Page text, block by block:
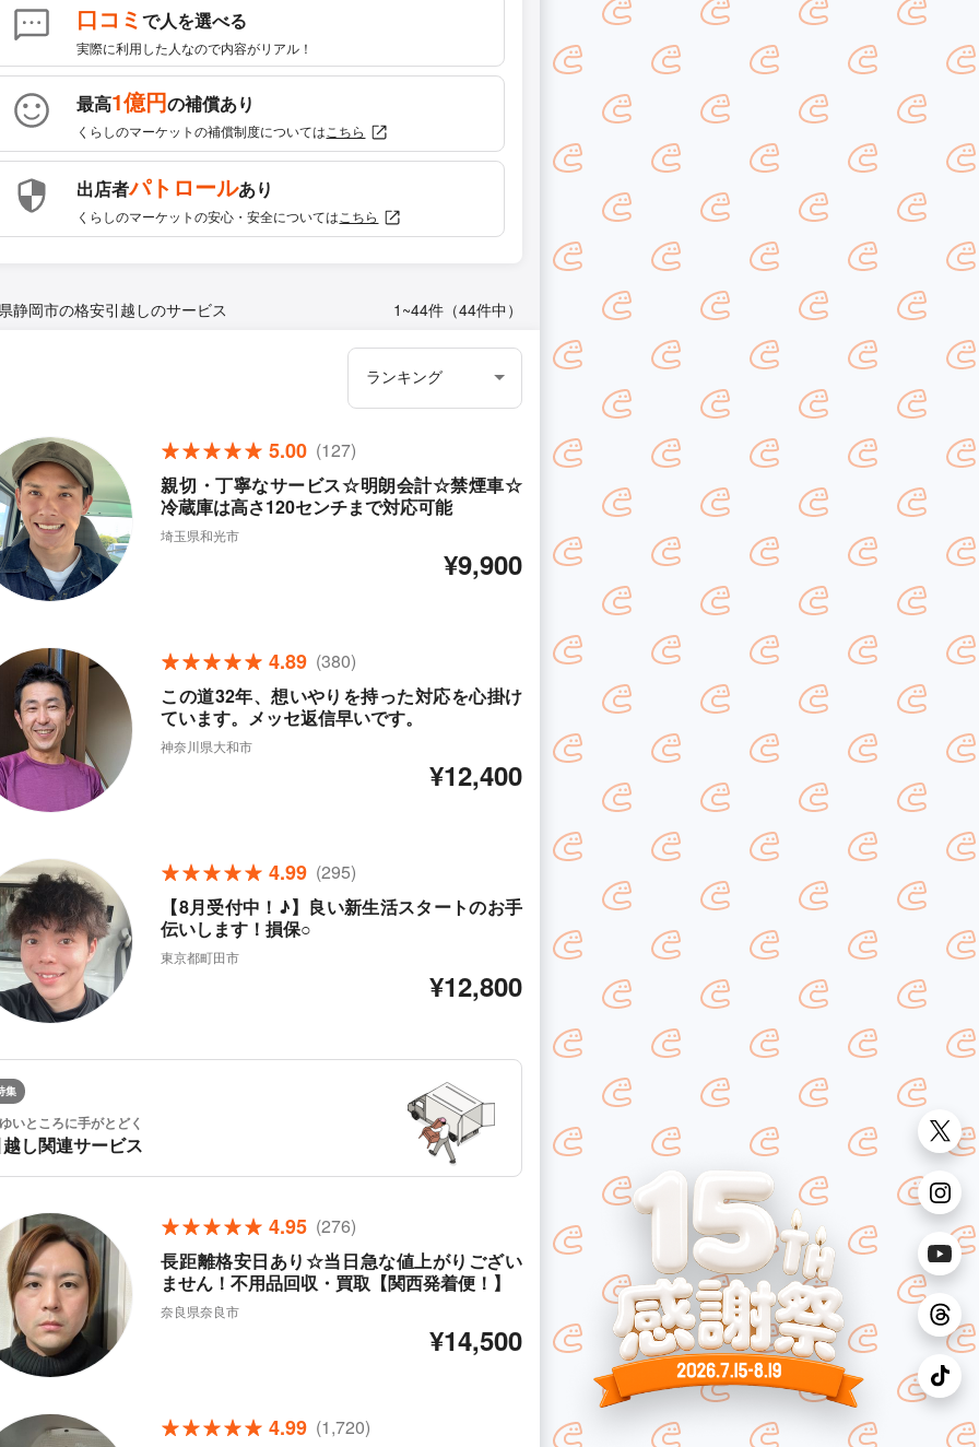
口コミで人を選べる
実際に利用した人なので内容がリアル！
最高1億円の補償あり
くらしのマーケットの補償制度については こちら
出店者パトロールあり
くらしのマーケットの安心・安全については こちら
静岡市の格安引越しのサービス 1~44件（44件中）
5.00 (127)
親切・丁寧なサービス☆明朗会計☆禁煙車☆
冷蔵庫は高さ120センチまで対応可能
埼玉県和光市
¥9,900
4.89 (380)
この道32年、想いやりを持った対応を心掛け
ています。メッセ返信早いです。
神奈川県大和市
¥12,400
4.99 (295)
【8月受付中！♪】良い新生活スタートのお手
伝いします！損保○
東京都町田市
¥12,800
集
いところに手がとどく
し関連サービス
4.95 (276)
長距離格安日あり☆当日急な値上がりござい
ません！不用品回収・買取【関西発着便！】
奈良県奈良市
¥14,500
4.99 (1,720)